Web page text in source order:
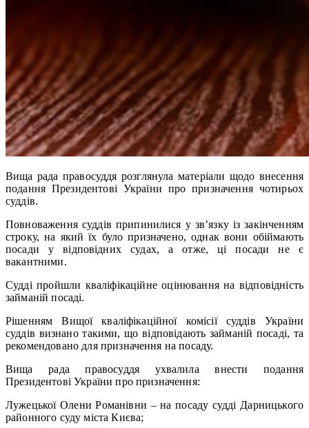
Вища рада правосуддя розглянула матеріали щодо внесення
подання Президентові України про призначення чотирьох
суддів.
Повноваження суддів припинилися у зв’язку із закінченням
строку, на який їх було призначено, однак вони обіймають
посади у відповідних судах, а отже, ці посади не є
вакантними.
Судді пройшли кваліфікаційне оцінювання на відповідність
займаній посаді.
Рішенням Вищої кваліфікаційної комісії суддів України
суддів визнано такими, що відповідають займаній посаді, та
рекомендовано для призначення на посаду.
Вища рада правосуддя ухвалила внести подання
Президентові України про призначення:
Лужецької Олени Романівни – на посаду судді Дарницького
районного суду міста Києва;